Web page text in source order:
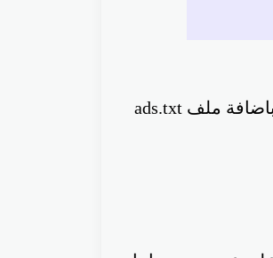
, ستظهر لك اشعار باضافة ملف ads.txt